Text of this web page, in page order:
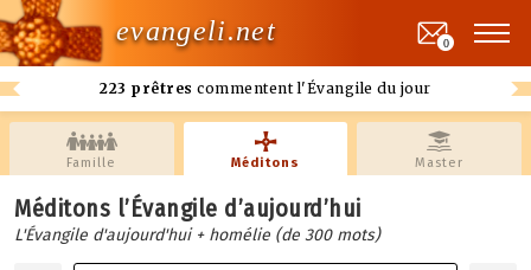
evangeli.net
223 prêtres commentent l'Évangile du jour
0
Famille Méditons Master
Méditons l’Évangile d’aujourd’hui
L'Évangile d'aujourd'hui + homélie (de 300 mots)